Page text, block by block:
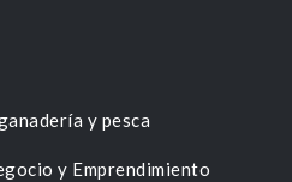
y pesca
y Emprendimiento